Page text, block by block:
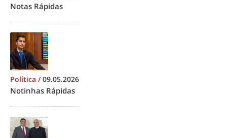
Notas Rápidas
Política /09.05.2026
Notinhas Rápidas